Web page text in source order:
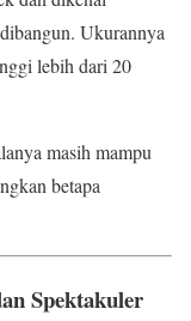
Ukurannya
lebih dari 20
masih mampu
betapa
Spektakuler